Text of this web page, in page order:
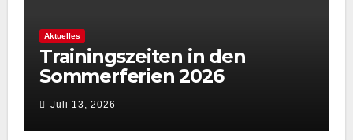
Aktuelles
Trainingszeiten in den
Sommerferien 2026
Juli 13, 2026